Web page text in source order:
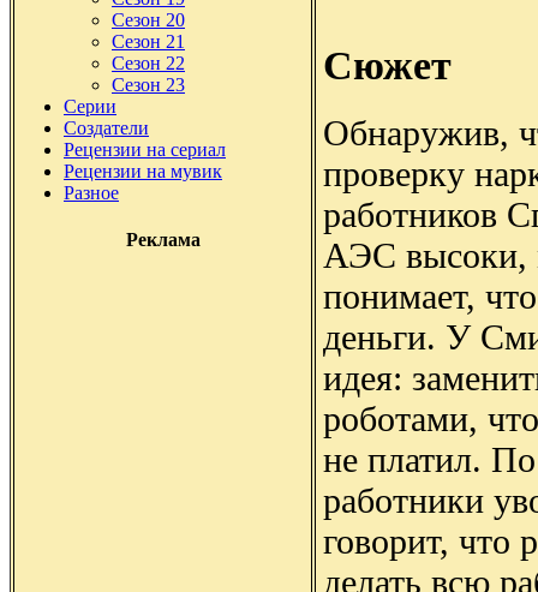
Сезон 20
Сезон 21
Сезон 22
Сезон 23
Серии
Создатели
Рецензии на сериал
Рецензии на мувик
Разное
Реклама
Сюжет
Обнаружив,
проверку
работников
АЭС высоки,
понимает,
деньги. У
идея:
роботами,
не платил.
работники
говорит, что
делать всю